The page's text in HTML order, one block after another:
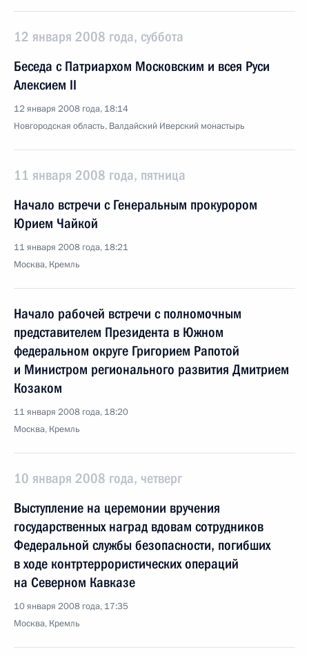
12 января 2008 года, суббота
Беседа с Патриархом Московским и всея Руси
Алексием II
12 января 2008 года, 18:14
Новгородская область, Валдайский Иверский монастырь
11 января 2008 года, пятница
Начало встречи с Генеральным прокурором
Юрием Чайкой
11 января 2008 года, 18:21
Москва, Кремль
Начало рабочей встречи с полномочным
представителем Президента в Южном
федеральном округе Григорием Рапотой
и Министром регионального развития Дмитрием
Козаком
11 января 2008 года, 18:20
Москва, Кремль
10 января 2008 года, четверг
Выступление на церемонии вручения
государственных наград вдовам сотрудников
Федеральной службы безопасности, погибших
в ходе контртеррористических операций
на Северном Кавказе
10 января 2008 года, 17:35
Москва, Кремль